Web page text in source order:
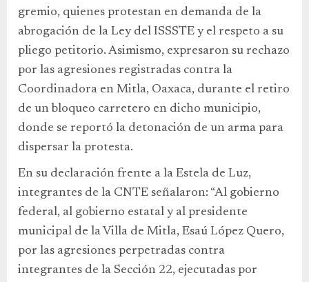
gremio, quienes protestan en demanda de la
abrogación de la Ley del ISSSTE y el respeto a su
pliego petitorio. Asimismo, expresaron su rechazo
por las agresiones registradas contra la
Coordinadora en Mitla, Oaxaca, durante el retiro
de un bloqueo carretero en dicho municipio,
donde se reportó la detonación de un arma para
dispersar la protesta.
En su declaración frente a la Estela de Luz,
integrantes de la CNTE señalaron: “Al gobierno
federal, al gobierno estatal y al presidente
municipal de la Villa de Mitla, Esaú López Quero,
por las agresiones perpetradas contra
integrantes de la Sección 22, ejecutadas por